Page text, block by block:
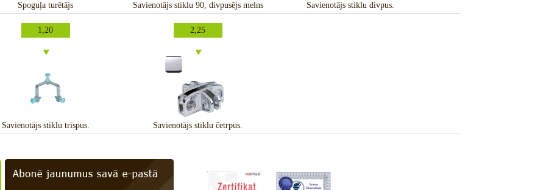
Spoguļa turētājs Savienotājs stiklu 90, divpusējs melns Savienotājs stiklu divpus.
1,20
Savienotājs stiklu trīspus.
2,25
Savienotājs stiklu četrpus.